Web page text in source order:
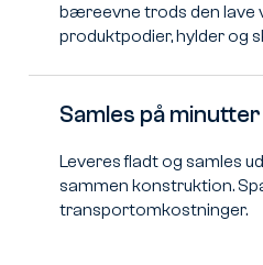
bæreevne trods den
produktpodier, hylder og
Samles på minutter
Leveres fladt og samles
sammen konstruktion.
transportomkostninger.